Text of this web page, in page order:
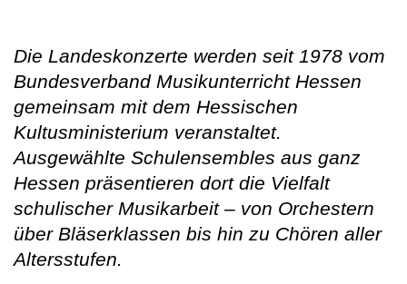
Die Landeskonzerte werden seit 1978 vom
Bundesverband Musikunterricht Hessen
gemeinsam mit dem Hessischen
Kultusministerium veranstaltet.
Ausgewählte Schulensembles aus ganz
Hessen präsentieren dort die Vielfalt
schulischer Musikarbeit – von Orchestern
über Bläserklassen bis hin zu Chören aller
Altersstufen.